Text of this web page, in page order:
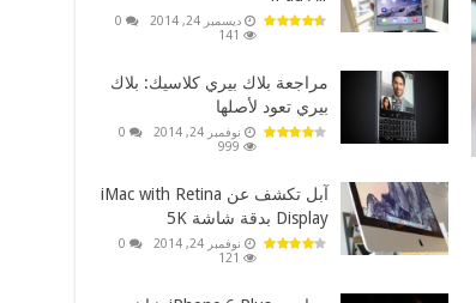
ديسمبر 24, 2014
0
141
مراجعة بلاك بيري كلاسيك: بلاك
بيري تعود لأصلها
نوفمبر 24, 2014
0
999
آبل تكشف عن iMac with Retina
Display بدقة شاشة 5K
نوفمبر 24, 2014
0
121